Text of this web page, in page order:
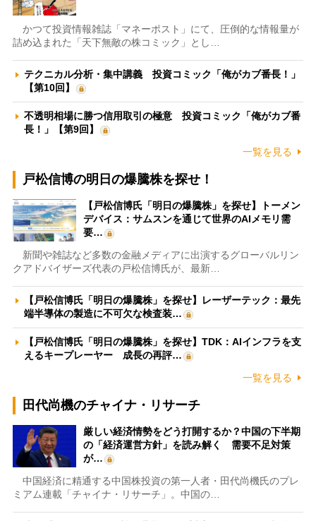
かつて投資情報雑誌「マネーポスト」にて、圧倒的な情報量が
詰め込まれた「天下無敵の株コミック」とし…
テクニカル分析・集中講義 投資コミック「俺がカブ番長！」
【第10回】
不透明相場に勝つ信用取引の極意 投資コミック「俺がカブ番
長！」【第9回】
一覧を見る
戸松信博の明日の爆騰株を探せ！
【戸松信博氏「明日の爆騰株」を探せ】トーメン
デバイス：サムスンを通じて世界のAIメモリ需
要…
新聞や雑誌など多数の金融メディアに出演するグローバルリン
クアドバイザーズ代表の戸松信博氏が、最新…
【戸松信博氏「明日の爆騰株」を探せ】レーザーテック：最先
端半導体の製造に不可欠な検査装…
【戸松信博氏「明日の爆騰株」を探せ】TDK：AIインフラを支
えるキープレーヤー 成長の再評…
一覧を見る
田代尚機のチャイナ・リサーチ
厳しい経済情勢をどう打開するか？中国の下半期
の「経済運営方針」を読み解く 需要不足対策
が…
中国経済に精通する中国株投資の第一人者・田代尚機氏のプレ
ミアム連載「チャイナ・リサーチ」。中国の…